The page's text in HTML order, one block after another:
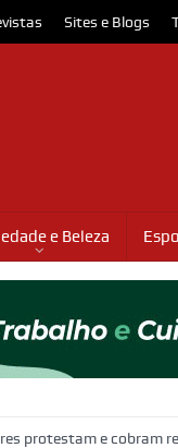
Sites e Blogs
e Beleza
e cobram regularização